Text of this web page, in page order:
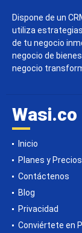
Dispone de un
utiliza
de tu negocio
negocio de
negocio
Wasi.co
Inicio
Planes y Precios
Contáctenos
Blog
Privacidad
Conviértete en